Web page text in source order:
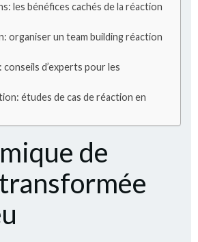
les bénéfices cachés de la réaction
organiser un team building réaction
d’experts pour les
études de cas de réaction en
de